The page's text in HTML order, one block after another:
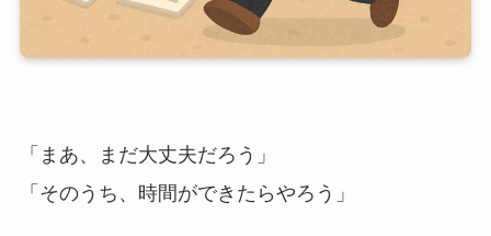
「まあ、まだ大丈夫だろう」
「そのうち、時間ができたらやろう」